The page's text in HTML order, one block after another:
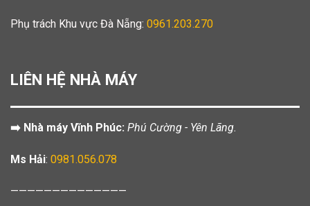
Phụ trách Khu vực Đà Nẵng: 0961.203.270
LIÊN HỆ NHÀ MÁY
➡️ Nhà máy Vĩnh Phúc: Phú Cường - Yên Lãng.
Ms Hải: 0981.056.078
——————————————